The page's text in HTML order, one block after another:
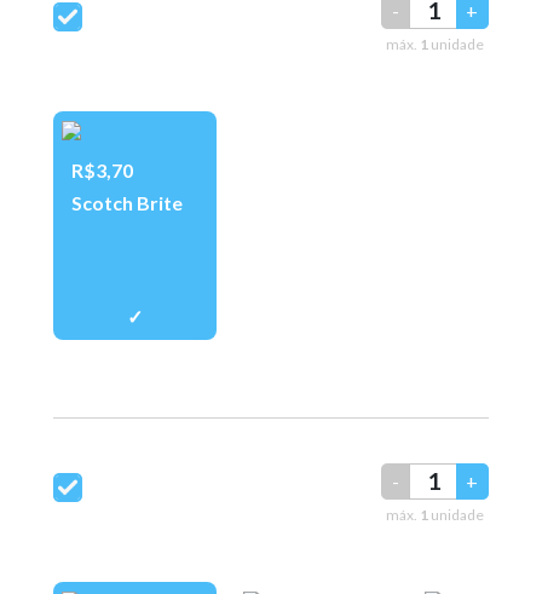
- +
máx. 1 unidade
R$3,70
Scotch Brite
- +
máx. 1 unidade